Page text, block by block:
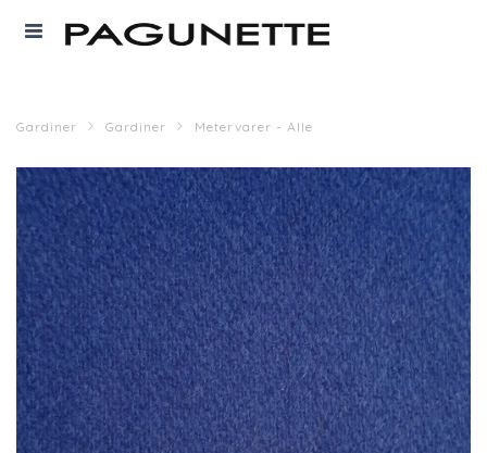
Gardiner Gardiner Metervarer - Alle